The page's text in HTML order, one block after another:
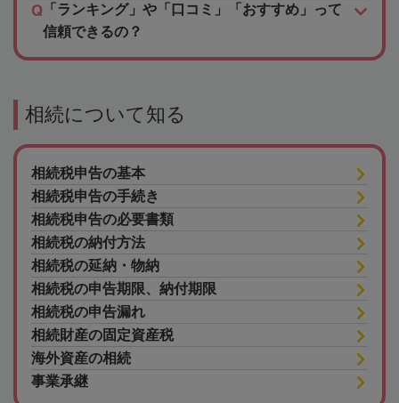
「ランキング」や「口コミ」「おすすめ」って
信頼できるの？
相続について知る
相続税申告の基本
相続税申告の手続き
相続税申告の必要書類
相続税の納付方法
相続税の延納・物納
相続税の申告期限、納付期限
相続税の申告漏れ
相続財産の固定資産税
海外資産の相続
事業承継